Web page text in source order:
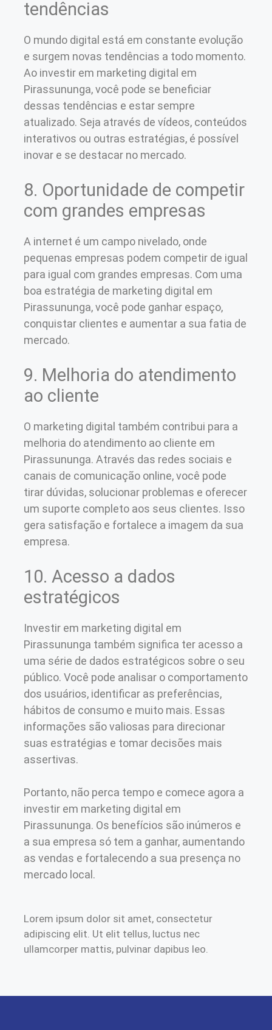
tendências
O mundo digital está em constante evolução
e surgem novas tendências a todo momento.
Ao investir em marketing digital em
Pirassununga, você pode se beneficiar
dessas tendências e estar sempre
atualizado. Seja através de vídeos, conteúdos
interativos ou outras estratégias, é possível
inovar e se destacar no mercado.
8. Oportunidade de competir
com grandes empresas
A internet é um campo nivelado, onde
pequenas empresas podem competir de igual
para igual com grandes empresas. Com uma
boa estratégia de marketing digital em
Pirassununga, você pode ganhar espaço,
conquistar clientes e aumentar a sua fatia de
mercado.
9. Melhoria do atendimento
ao cliente
O marketing digital também contribui para a
melhoria do atendimento ao cliente em
Pirassununga. Através das redes sociais e
canais de comunicação online, você pode
tirar dúvidas, solucionar problemas e oferecer
um suporte completo aos seus clientes. Isso
gera satisfação e fortalece a imagem da sua
empresa.
10. Acesso a dados
estratégicos
Investir em marketing digital em
Pirassununga também significa ter acesso a
uma série de dados estratégicos sobre o seu
público. Você pode analisar o comportamento
dos usuários, identificar as preferências,
hábitos de consumo e muito mais. Essas
informações são valiosas para direcionar
suas estratégias e tomar decisões mais
assertivas.
Portanto, não perca tempo e comece agora a
investir em marketing digital em
Pirassununga. Os benefícios são inúmeros e
a sua empresa só tem a ganhar, aumentando
as vendas e fortalecendo a sua presença no
mercado local.
Lorem ipsum dolor sit amet, consectetur
adipiscing elit. Ut elit tellus, luctus nec
ullamcorper mattis, pulvinar dapibus leo.